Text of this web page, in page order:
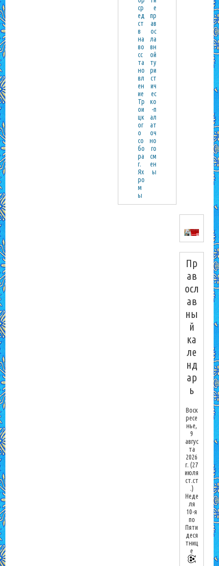
ср
ед
ст
в
на
во
сс
та
но
вл
ен
ие
Тр
ои
цк
ог
о
со
бо
ра
г.
Ях
ро
м
ы
е
пр
ав
ос
ла
вн
ой
ту
ри
ст
ич
ес
ко
-п
ал
ат
оч
но
го
см
ен
ы
Пр
ав
осл
ав
ны
й
ка
ле
нд
ар
ь
Воск
ресе
нье,
9
авгус
та
2026
г.(27
июля
ст.ст
.)
Неде
ля
10-я
по
Пяти
деся
тниц
е